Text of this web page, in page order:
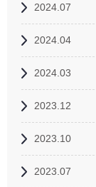
2024.07
2024.04
2024.03
2023.12
2023.10
2023.07